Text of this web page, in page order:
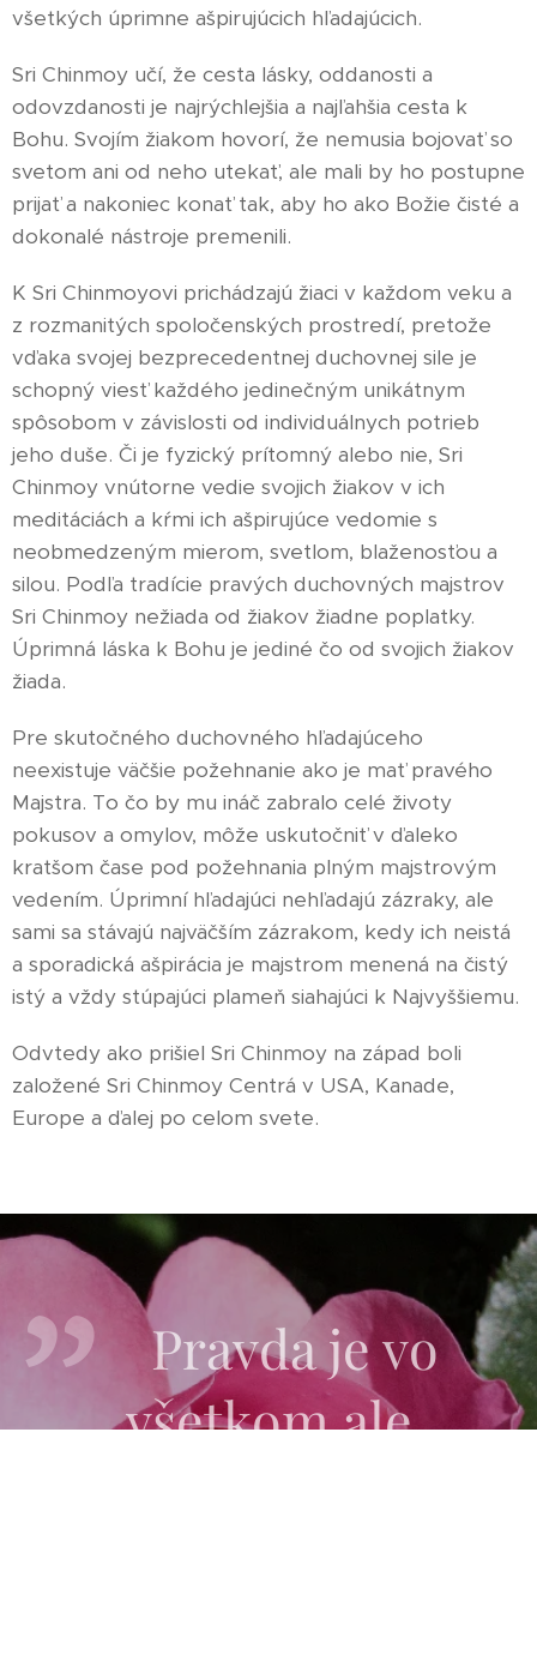
všetkých úprimne ašpirujúcich hľadajúcich.
Sri Chinmoy učí, že cesta lásky, oddanosti a
odovzdanosti je najrýchlejšia a najľahšia cesta k
Bohu. Svojím žiakom hovorí, že nemusia bojovať so
svetom ani od neho utekať, ale mali by ho postupne
prijať a nakoniec konať tak, aby ho ako Božie čisté a
dokonalé nástroje premenili.
K Sri Chinmoyovi prichádzajú žiaci v každom veku a
z rozmanitých spoločenských prostredí, pretože
vďaka svojej bezprecedentnej duchovnej sile je
schopný viesť každého jedinečným unikátnym
spôsobom v závislosti od individuálnych potrieb
jeho duše. Či je fyzický prítomný alebo nie, Sri
Chinmoy vnútorne vedie svojich žiakov v ich
meditáciách a kŕmi ich ašpirujúce vedomie s
neobmedzeným mierom, svetlom, blaženosťou a
silou. Podľa tradície pravých duchovných majstrov
Sri Chinmoy nežiada od žiakov žiadne poplatky.
Úprimná láska k Bohu je jediné čo od svojich žiakov
žiada.
Pre skutočného duchovného hľadajúceho
neexistuje väčšie požehnanie ako je mať pravého
Majstra. To čo by mu ináč zabralo celé životy
pokusov a omylov, môže uskutočniť v ďaleko
kratšom čase pod požehnania plným majstrovým
vedením. Úprimní hľadajúci nehľadajú zázraky, ale
sami sa stávajú najväčším zázrakom, kedy ich neistá
a sporadická ašpirácia je majstrom menená na čistý
istý a vždy stúpajúci plameň siahajúci k Najvyššiemu.
Odvtedy ako prišiel Sri Chinmoy na západ boli
založené Sri Chinmoy Centrá v USA, Kanade,
Europe a ďalej po celom svete.
Pravda je vo
všetkom ale